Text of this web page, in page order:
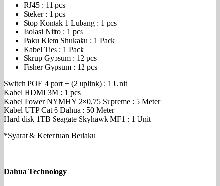
RJ45 : 11 pcs
Steker : 1 pcs
Stop Kontak 1 Lubang : 1 pcs
Isolasi Nitto : 1 pcs
Paku Klem Shukaku : 1 Pack
Kabel Ties : 1 Pack
Skrup Gypsum : 12 pcs
Fisher Gypsum : 12 pcs
Switch POE 4 port + (2 uplink) : 1 Unit
Kabel HDMI 3M : 1 pcs
Kabel Power NYMHY 2×0,75 Supreme : 5 Meter
Kabel UTP Cat 6 Dahua : 50 Meter
Hard disk 1TB Seagate Skyhawk MF1 : 1 Unit
*Syarat & Ketentuan Berlaku
Dahua Technology